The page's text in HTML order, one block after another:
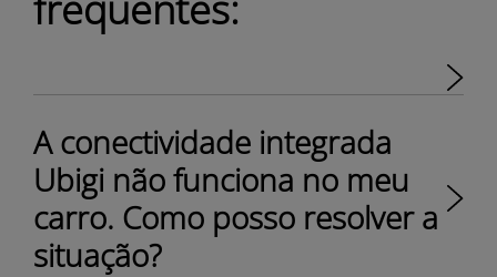
A conectividade integrada
Ubigi não funciona no meu
carro. Como posso resolver a
situação?